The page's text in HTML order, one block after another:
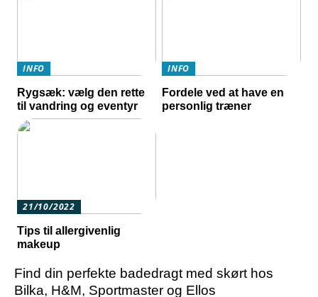
INFO
Rygsæk: vælg den rette
til vandring og eventyr
INFO
Fordele ved at have en
personlig træner
21/10/2022
Tips til allergivenlig
makeup
Find din perfekte badedragt med skørt hos
Bilka, H&M, Sportmaster og Ellos